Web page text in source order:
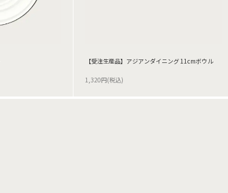
【受注生産品】アジアンダイニング 11cmボウル
1,320円(税込)